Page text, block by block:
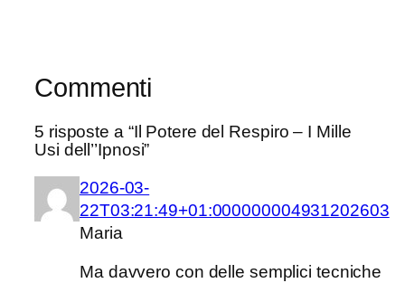
Commenti
5 risposte a “Il Potere del Respiro – I Mille
Usi dell’’Ipnosi”
2026-03-
22T03:21:49+01:000000004931202603
Maria
Ma davvero con delle semplici tecniche